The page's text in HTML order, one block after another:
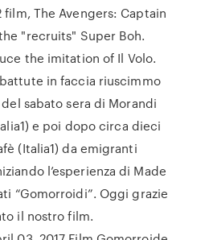
film, The Avengers: Captain
"recruits" Super Boh.
the imitation of Il Volo.
in faccia riuscimmo
sabato sera di Morandi
e poi dopo circa dieci
(Italia1) da emigranti
l’esperienza di Made
“Gomorroidi”. Oggi grazie
il nostro film.